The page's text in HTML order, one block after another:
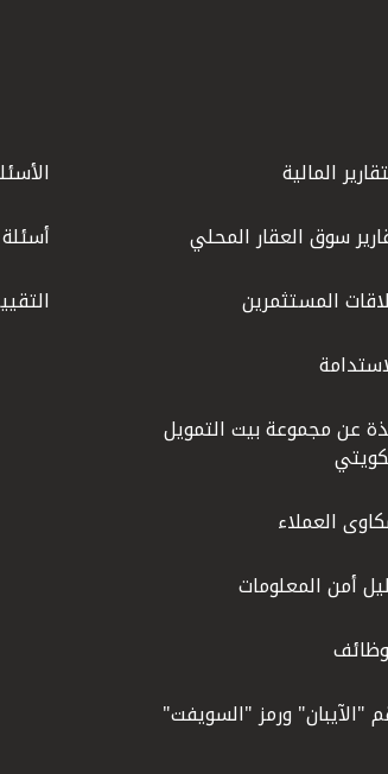
المالية
سوق العقار المحلي
المستثمرين
عن مجموعة بيت التمويل
العملاء
أمن المعلومات
"الآيبان" ورمز "السويفت"